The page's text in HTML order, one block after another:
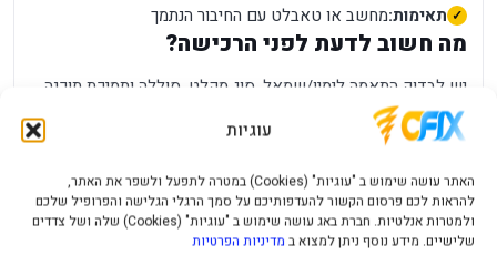
עוגיות
האתר עושה שימוש ב "עוגיות" (Cookies) במטרה לתפעל ולשפר את האתר,
להראות לכם פרסום הקשור להעדפותיכם על סמך הרגלי הגלישה והפרופיל שלכם
ולמטרות אנלטיות. חברת באג עושה שימוש ב "עוגיות" (Cookies) שלה ושל צדדים
שלישיים. מידע נוסף ניתן למצוא ב מדיניות הפרטיות
תאימות:מחשב או טאבלט עם החיבור הנתמך
מה חשוב לדעת לפני הרכישה?
יש לבדוק התאמה לימין/שמאל, סוג מקלט, סוללה ותמיכת תוכנה.
מספר החלק, צבע המוצר וסוג המחבר בתמונות ובאריזה. יצרנים
עשויים לשווק גרסאות אזוריות דומות בשם, אך עם מחבר, אביזרים
או תמיכת תוכנה שונים.
הביצועים בפועל תלויים גם בסביבת השימוש. קצב, רזולוציה,